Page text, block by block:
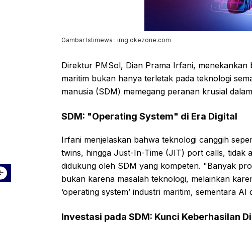
Gambar Istimewa : img.okezone.com
Direktur PMSol, Dian Prama Irfani, menekankan
maritim bukan hanya terletak pada teknologi
manusia (SDM) memegang peranan krusial
SDM: "Operating System" di Era Digital
Irfani menjelaskan bahwa teknologi canggih
twins, hingga Just-In-Time (JIT) port calls, tidak
didukung oleh SDM yang kompeten. "Banyak
bukan karena masalah teknologi, melainkan
‘operating system’ industri maritim, sementara
Investasi pada SDM: Kunci Keberhasilan